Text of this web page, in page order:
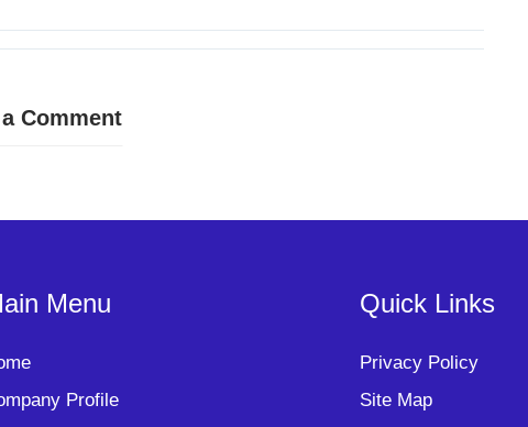
Comment
Menu
Profile
Quick Links
Privacy Policy
Site Map